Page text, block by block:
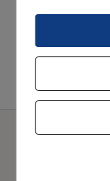
Pfingstmontag